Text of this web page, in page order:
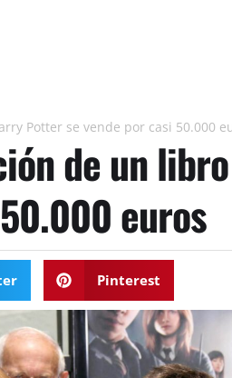
Potter se vende por casi 50.000
de un
euros
Pinterest